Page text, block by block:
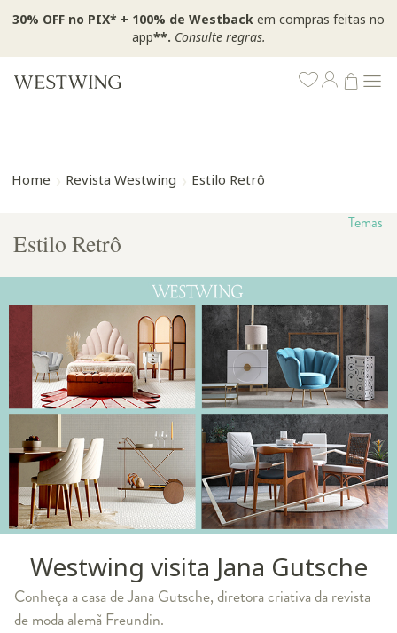
30% OFF no PIX* + 100% de Westback em compras feitas no
app**. Consulte regras.
Home Revista Westwing Estilo Retrô
Temas
Estilo Retrô
Westwing visita Jana Gutsche
Conheça a casa de Jana Gutsche, diretora criativa da revista
de moda alemã Freundin.